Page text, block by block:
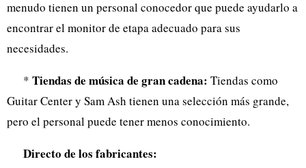
menudo tienen un personal conocedor que puede ayudarlo a
encontrar el monitor de etapa adecuado para sus
necesidades.
* Tiendas de música de gran cadena: Tiendas como
Guitar Center y Sam Ash tienen una selección más grande,
pero el personal puede tener menos conocimiento.
Directo de los fabricantes: